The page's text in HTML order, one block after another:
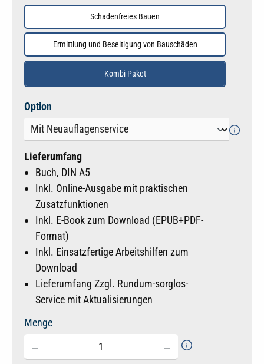
Schadenfreies Bauen
Ermittlung und Beseitigung von Bauschäden
Kombi-Paket
Option
Lieferumfang
Buch, DIN A5
Inkl. Online-Ausgabe mit praktischen
Zusatzfunktionen
Inkl. E-Book zum Download (EPUB+PDF-
Format)
Inkl. Einsatzfertige Arbeitshilfen zum
Download
Lieferumfang Zzgl. Rundum-sorglos-
Service mit Aktualisierungen
Menge